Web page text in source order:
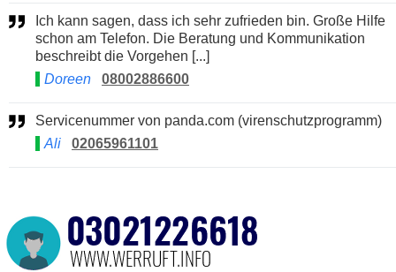
schon am Telefon. Die Beratung und Kommunikation
beschreibt die Vorgehen [...]
Doreen
08002886600
Servicenummer von panda.com (virenschutzprogramm)
Ali
02065961101